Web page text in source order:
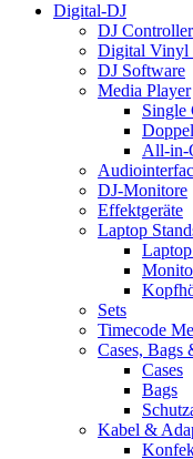
Digital-DJ
DJ Controller
Digital Vinyl
DJ Software
Media Player
Single
All-in-
DJ-Monitore
Effektgeräte
Laptop
Sets
Timecode
Cases, Bags
Cases
Bags
Kabel &